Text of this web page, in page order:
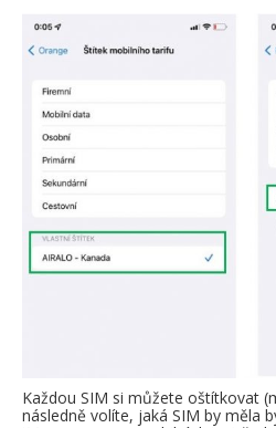
Každou SIM si můžete oštítkovat
následně volíte, jaká SIM by měla